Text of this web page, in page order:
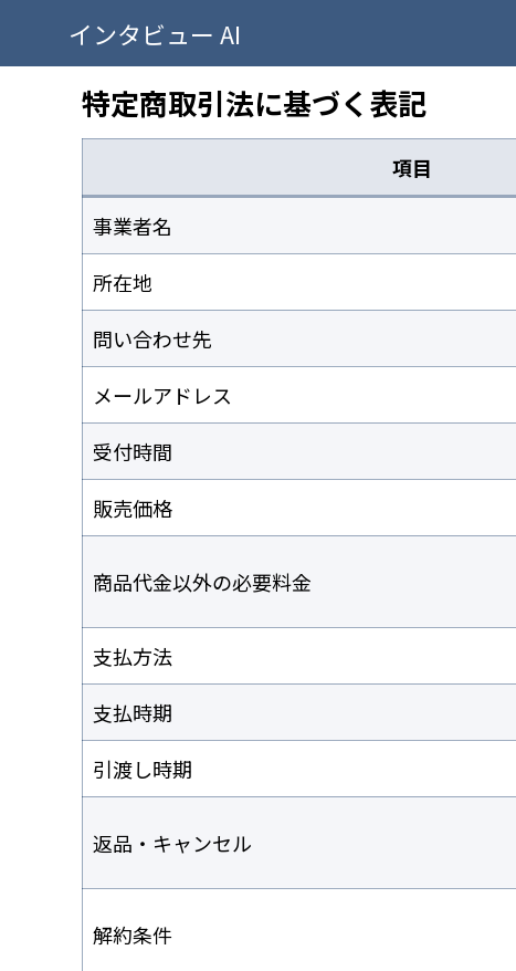
インタビュー AI
特定商取引法に基づく表記
項目
事業者名
所在地
問い合わせ先
メールアドレス
受付時間
販売価格
商品代金以外の必要料金
支払方法
支払時期
引渡し時期
返品・キャンセル
解約条件